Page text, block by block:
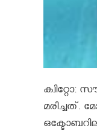
ക്വിറ്റോ:
മരിച്ചത്.